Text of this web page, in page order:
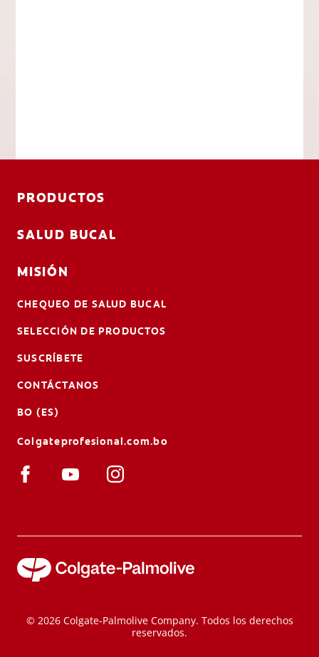
PRODUCTOS
SALUD BUCAL
MISIÓN
CHEQUEO DE SALUD BUCAL
SELECCIÓN DE PRODUCTOS
SUSCRÍBETE
CONTÁCTANOS
BO (ES)
Colgateprofesional.com.bo
© 2026 Colgate-Palmolive Company. Todos los derechos
reservados.